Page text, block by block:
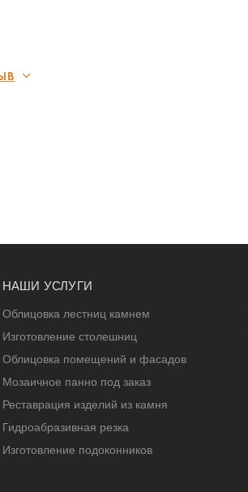
НАШИ УСЛУГИ
Облицовка лестниц камнем
Изготовление столешниц
Облицовка помещений и фасадов
Мозаичное панно под заказ
Реставрация изделий из камня
Гидроабразивная резка
Изготовление подоконников